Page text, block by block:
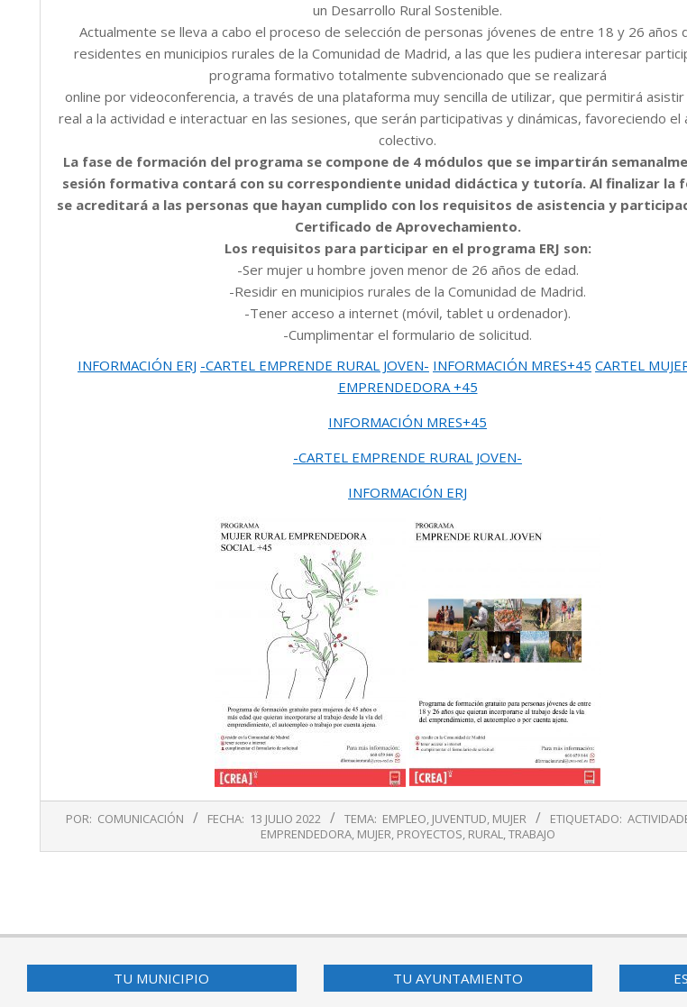
un Desarrollo Rural Sostenible.
Actualmente se lleva a cabo el proceso de selección de personas jóvenes de entre 18 y 26 años
residentes en municipios rurales de la Comunidad de Madrid, a las que les pudiera interesar
programa formativo totalmente subvencionado que se realizará
online por videoconferencia, a través de una plataforma muy sencilla de utilizar, que permitirá
real a la actividad e interactuar en las sesiones, que serán participativas y dinámicas, favoreciendo el
colectivo.
La fase de formación del programa se compone de 4 módulos que se impartirán
sesión formativa contará con su correspondiente unidad didáctica y tutoría. Al finalizar la
se acreditará a las personas que hayan cumplido con los requisitos de asistencia y
Certificado de Aprovechamiento.
Los requisitos para participar en elprograma ERJ son:
-Ser mujer u hombre joven menor de 26 años de edad.
-Residir en municipios rurales de la Comunidad de Madrid.
-Tener acceso a internet (móvil, tablet u ordenador).
-Cumplimentar el formulario de solicitud.
INFORMACIÓN ERJ -CARTEL EMPRENDE RURAL JOVEN- INFORMACIÓN MRES+45 CARTEL
EMPRENDEDORA +45
INFORMACIÓN MRES+45
-CARTEL EMPRENDE RURAL JOVEN-
INFORMACIÓN ERJ
13
POR: COMUNICACIÓN FECHA: 13 JULIO 2022 TEMA: EMPLEO, JUVENTUD, MUJER ETIQUETADO:
EMPRENDEDORA, MUJER, PROYECTOS, RURAL,TRABAJO
TU MUNICIPIO TU AYUNTAMIENTO